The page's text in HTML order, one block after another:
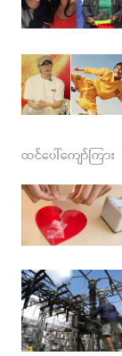
ထင်ပေါ်ကျော်ကြား